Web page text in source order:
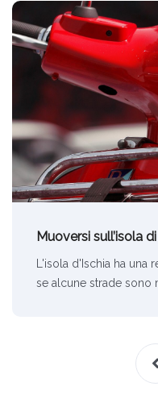
Muoversi sull’isola
L'isola d'Ischia ha una
se alcune strade sono